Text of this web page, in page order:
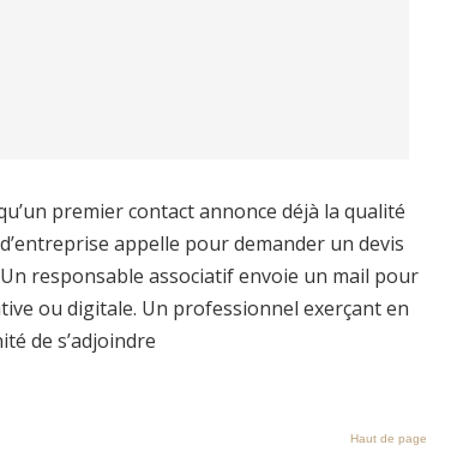
premier contact annonce déjà la qualité
appelle pour demander un devis
responsable associatif envoie un mail pour
ou digitale. Un professionnel exerçant en
de s’adjoindre
Haut de page